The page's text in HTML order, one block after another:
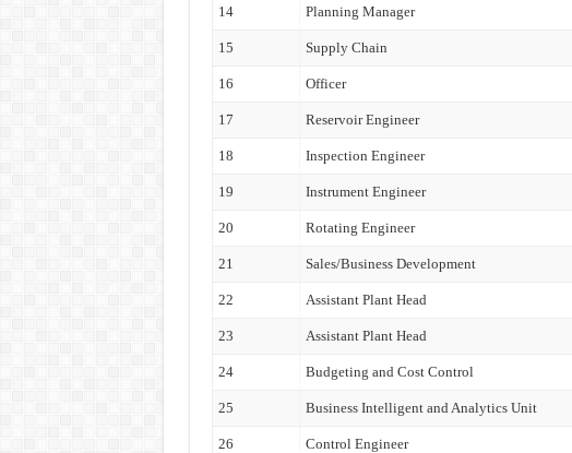
14 Planning Manager
15 Supply Chain
16 Officer
17 Reservoir Engineer
18 Inspection Engineer
19 Instrument Engineer
20 Rotating Engineer
21 Sales/Business Development
22 Assistant Plant Head
23 Assistant Plant Head
24 Budgeting and Cost Control
25 Business Intelligent and Analytics Unit
26 Control Engineer